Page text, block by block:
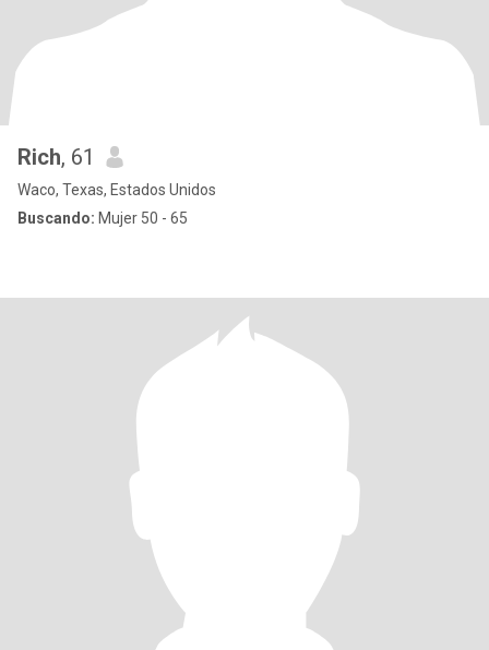
Rich, 61
Waco, Texas, Estados Unidos
Buscando: Mujer 50 - 65